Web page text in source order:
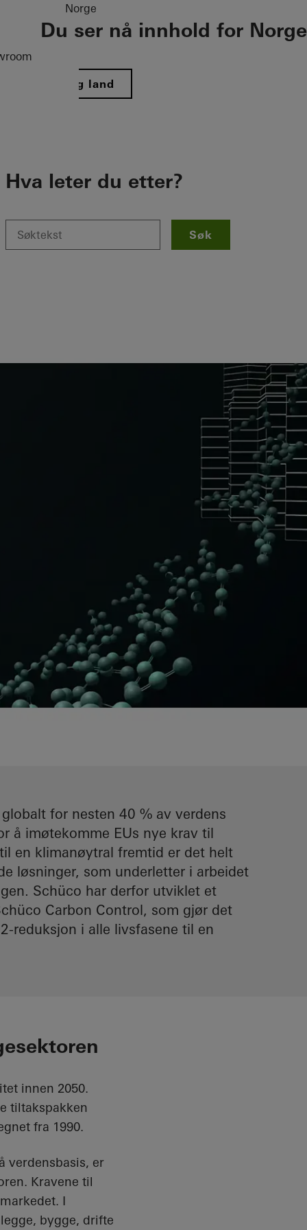
Norge
Du ser nå innhold for Norge
Velg land
Hva leter du etter?
Søk
for nesten 40 % av verdens
å imøtekomme EUs nye krav til
en klimanøytral fremtid er det helt
løsninger, som underletter i arbeidet
Schüco har derfor utviklet et
Carbon Control, som gjør det
reduksjon i alle livsfasene til en
innen 2050.
tiltakspakken
fra 1990.
verdensbasis, er
Kravene til
I
bygge, drifte